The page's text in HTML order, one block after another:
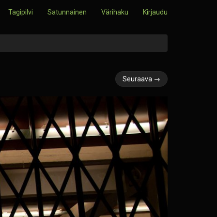
Tagipilvi Satunnainen Värihaku Kirjaudu
Seuraava →